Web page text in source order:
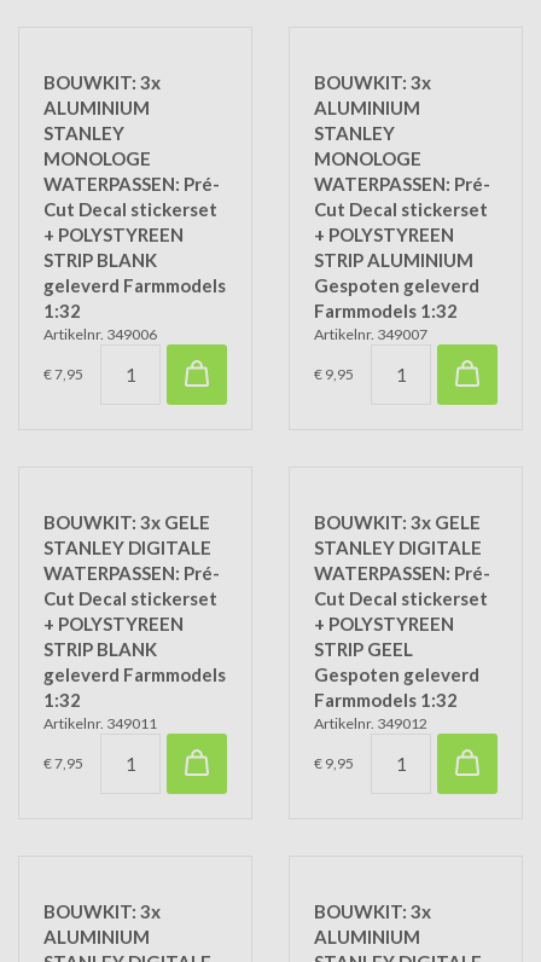
BOUWKIT: 3x
ALUMINIUM
STANLEY
MONOLOGE
WATERPASSEN: Pré-
Cut Decal stickerset
+ POLYSTYREEN
STRIP BLANK
geleverd Farmmodels
1:32
Artikelnr. 349006
€ 7,95
BOUWKIT: 3x
ALUMINIUM
STANLEY
MONOLOGE
WATERPASSEN: Pré-
Cut Decal stickerset
+ POLYSTYREEN
STRIP ALUMINIUM
Gespoten geleverd
Farmmodels 1:32
Artikelnr. 349007
€ 9,95
BOUWKIT: 3x GELE
STANLEY DIGITALE
WATERPASSEN: Pré-
Cut Decal stickerset
+ POLYSTYREEN
STRIP BLANK
geleverd Farmmodels
1:32
Artikelnr. 349011
€ 7,95
BOUWKIT: 3x GELE
STANLEY DIGITALE
WATERPASSEN: Pré-
Cut Decal stickerset
+ POLYSTYREEN
STRIP GEEL
Gespoten geleverd
Farmmodels 1:32
Artikelnr. 349012
€ 9,95
BOUWKIT: 3x
ALUMINIUM
BOUWKIT: 3x
ALUMINIUM